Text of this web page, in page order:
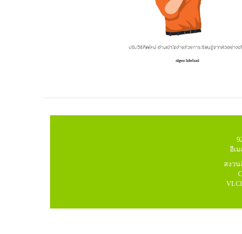
อีเม
สงว